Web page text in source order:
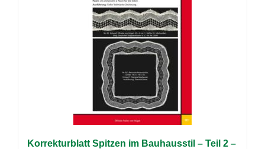
Korrekturblatt Spitzen im Bauhausstil – Teil 2 –